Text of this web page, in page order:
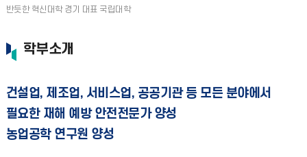
학부소개
건설업, 제조업, 서비스업, 공공기관 등 모든 분야에서
필요한 재해 예방 안전전문가 양성
농업공학 연구원 양성